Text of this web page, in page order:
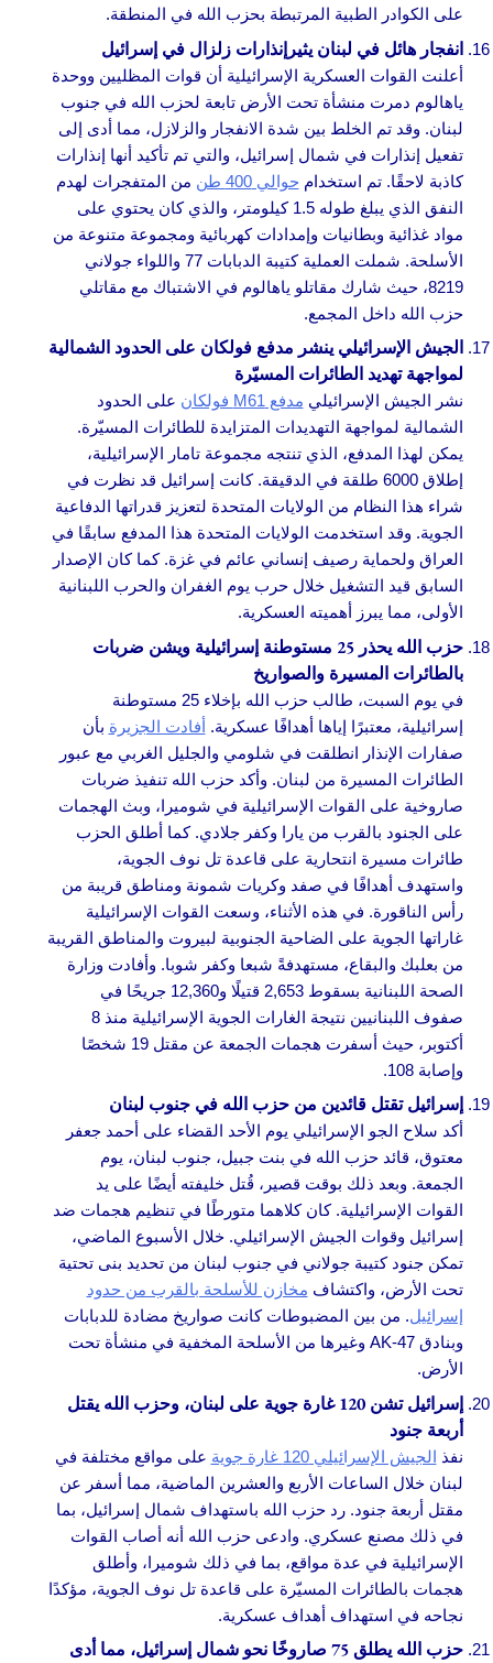
على الكوادر الطبية المرتبطة بحزب الله في المنطقة.
انفجار هائل في لبنان يثيرإنذارات زلزال في إسرائيل
أعلنت القوات العسكرية الإسرائيلية أن قوات المظليين ووحدة
ياهالوم دمرت منشأة تحت الأرض تابعة لحزب الله في جنوب
لبنان. وقد تم الخلط بين شدة الانفجار والزلازل، مما أدى إلى
تفعيل إنذارات في شمال إسرائيل، والتي تم تأكيد أنها إنذارات
كاذبة لاحقًا. تم استخدام حوالي 400 طن
من المتفجرات لهدم
النفق الذي يبلغ طوله 1.5 كيلومتر، والذي كان يحتوي على
مواد غذائية وبطانيات وإمدادات كهربائية ومجموعة متنوعة من
الأسلحة. شملت العملية كتيبة الدبابات 77 واللواء جولاني
8219، حيث شارك مقاتلو ياهالوم في الاشتباك مع مقاتلي
حزب الله داخل المجمع.
الجيش الإسرائيلي ينشر مدفع فولكان على الحدود الشمالية
لمواجهة تهديد الطائرات المسيّرة
نشر الجيش الإسرائيلي مدفع M61 فولكان
على الحدود
الشمالية لمواجهة التهديدات المتزايدة للطائرات المسيّرة.
يمكن لهذا المدفع، الذي تنتجه مجموعة تامار الإسرائيلية،
إطلاق 6000 طلقة في الدقيقة. كانت إسرائيل قد نظرت في
شراء هذا النظام من الولايات المتحدة لتعزيز قدراتها الدفاعية
الجوية. وقد استخدمت الولايات المتحدة هذا المدفع سابقًا في
العراق ولحماية رصيف إنساني عائم في غزة. كما كان الإصدار
السابق قيد التشغيل خلال حرب يوم الغفران والحرب اللبنانية
الأولى، مما يبرز أهميته العسكرية.
حزب الله يحذر 25 مستوطنة إسرائيلية ويشن ضربات
بالطائرات المسيرة والصواريخ
في يوم السبت، طالب حزب الله بإخلاء 25 مستوطنة
إسرائيلية، معتبرًا إياها أهدافًا عسكرية. أفادت الجزيرة بأن
صفارات الإنذار انطلقت في شلومي والجليل الغربي مع عبور
الطائرات المسيرة من لبنان. وأكد حزب الله تنفيذ ضربات
صاروخية على القوات الإسرائيلية في شوميرا، وبث الهجمات
على الجنود بالقرب من يارا وكفر جلادي. كما أطلق الحزب
طائرات مسيرة انتحارية على قاعدة تل نوف الجوية،
واستهدف أهدافًا في صفد وكريات شمونة ومناطق قريبة من
رأس الناقورة. في هذه الأثناء، وسعت القوات الإسرائيلية
غاراتها الجوية على الضاحية الجنوبية لبيروت والمناطق القريبة
من بعلبك والبقاع، مستهدفةً شبعا وكفر شوبا. وأفادت وزارة
الصحة اللبنانية بسقوط 2,653 قتيلًا و12,360 جريحًا في
صفوف اللبنانيين نتيجة الغارات الجوية الإسرائيلية منذ 8
أكتوبر، حيث أسفرت هجمات الجمعة عن مقتل 19 شخصًا
وإصابة 108.
إسرائيل تقتل قائدين من حزب الله في جنوب لبنان
أكد سلاح الجو الإسرائيلي يوم الأحد القضاء على أحمد جعفر
معتوق، قائد حزب الله في بنت جبيل، جنوب لبنان، يوم
الجمعة. وبعد ذلك بوقت قصير، قُتل خليفته أيضًا على يد
القوات الإسرائيلية. كان كلاهما متورطًا في تنظيم هجمات ضد
إسرائيل وقوات الجيش الإسرائيلي. خلال الأسبوع الماضي،
تمكن جنود كتيبة جولاني في جنوب لبنان من تحديد بنى تحتية
تحت الأرض، واكتشاف مخازن للأسلحة بالقرب من حدود
إسرائيل. من بين المضبوطات كانت صواريخ مضادة للدبابات
وبنادق AK-47 وغيرها من الأسلحة المخفية في منشأة تحت
الأرض.
إسرائيل تشن 120 غارة جوية على لبنان، وحزب الله يقتل
أربعة جنود
نفذ الجيش الإسرائيلي 120 غارة جوية
على مواقع مختلفة في
لبنان خلال الساعات الأربع والعشرين الماضية، مما أسفر عن
مقتل أربعة جنود. رد حزب الله باستهداف شمال إسرائيل، بما
في ذلك مصنع عسكري. وادعى حزب الله أنه أصاب القوات
الإسرائيلية في عدة مواقع، بما في ذلك شوميرا، وأطلق
هجمات بالطائرات المسيّرة على قاعدة تل نوف الجوية، مؤكدًا
نجاحه في استهداف أهداف عسكرية.
حزب الله يطلق 75 صاروخًا نحو شمال إسرائيل، مما أدى